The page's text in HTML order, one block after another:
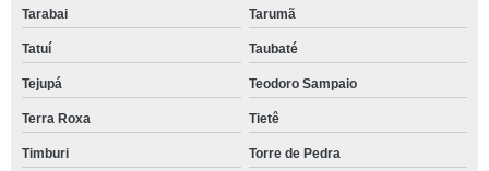
Tarabai Tarumã
Tatuí Taubaté
Tejupá Teodoro Sampaio
Terra Roxa Tietê
Timburi Torre de Pedra